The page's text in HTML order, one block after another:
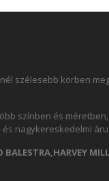
szélesebb körben
színben és
nagykereskedelmi